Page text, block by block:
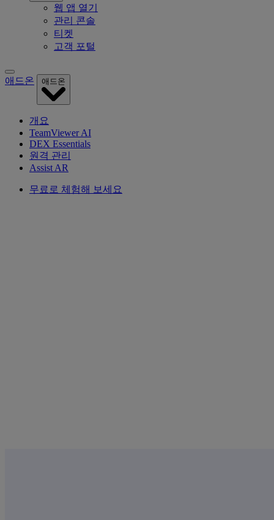
웹 앱 열기
관리 콘솔
티켓
고객 포털
애드온 애드온
개요
TeamViewer AI
DEX Essentials
원격 관리
Assist AR
무료로 체험해 보세요